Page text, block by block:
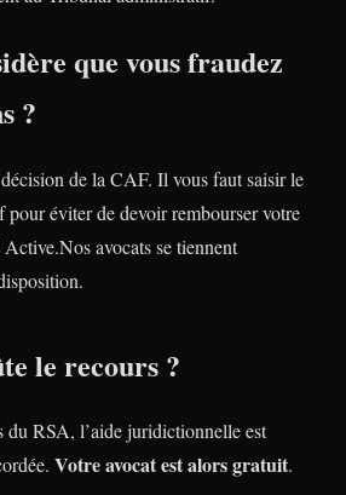
que vous fraudez
?
de la CAF. Il vous faut saisir le
éviter de devoir rembourser votre
avocats se tiennent
le recours ?
du RSA, l’aide juridictionnelle est
Votre avocat est alors gratuit.